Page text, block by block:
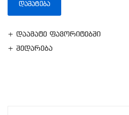
ᲓᲐᲛᲐᲢᲔᲑᲐ
+ დაამატე ფავორიტებში
+ შედარება